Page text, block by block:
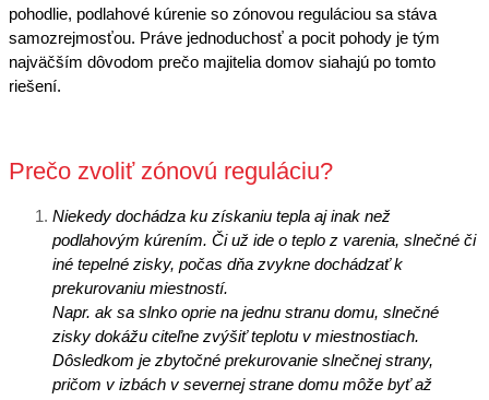
pohodlie, podlahové kúrenie so zónovou reguláciou sa stáva
samozrejmosťou. Práve jednoduchosť a pocit pohody je tým
najväčším dôvodom prečo majitelia domov siahajú po tomto
riešení.
Prečo zvoliť zónovú reguláciu?
Niekedy dochádza ku získaniu tepla aj inak než
podlahovým kúrením. Či už ide o teplo z varenia, slnečné či
iné tepelné zisky, počas dňa zvykne dochádzať k
prekurovaniu miestností.
Napr. ak sa slnko oprie na jednu stranu domu, slnečné
zisky dokážu citeľne zvýšiť teplotu v miestnostiach.
Dôsledkom je zbytočné prekurovanie slnečnej strany,
pričom v izbách v severnej strane domu môže byť až